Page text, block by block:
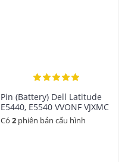
Pin (Battery) Dell Latitude
E5440, E5540 VVONF VJXMC
Có 2phiên bản cấu hình